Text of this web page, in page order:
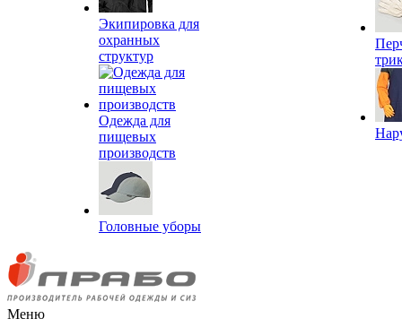
Экипировка для
охранных
структур
Одежда для
пищевых
производств
Головные уборы
Меню